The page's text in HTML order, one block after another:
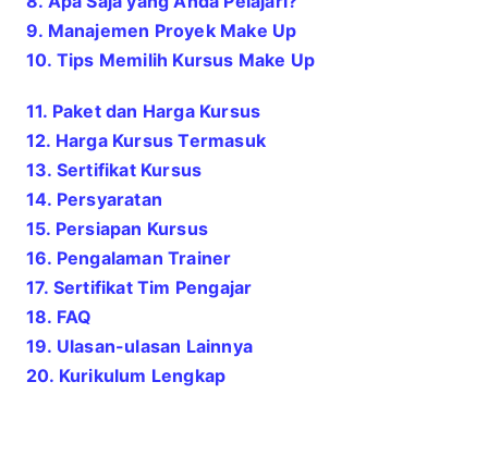
9. Manajemen Proyek Make Up
10. Tips Memilih Kursus Make Up
11. Paket dan Harga Kursus
12. Harga Kursus Termasuk
13. Sertifikat Kursus
14. Persyaratan
15. Persiapan Kursus
16. Pengalaman Trainer
17. Sertifikat Tim Pengajar
18. FAQ
19. Ulasan-ulasan Lainnya
20. Kurikulum Lengkap